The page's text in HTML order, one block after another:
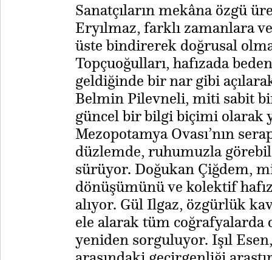
​Sanatçıların mekâna özgü
Eryılmaz, farklı zamanlara
üste bindirerek doğrusal
Topçuoğulları, hafızada
geldiğinde bir nar gibi
Belmin Pilevneli, miti sabit
güncel bir bilgi biçimi olarak
Mezopotamya Ovası’nın
düzlemde, ruhumuzla
sürüyor. Doğukan Çiğdem,
dönüşümünü ve kolektif
alıyor. Gül Ilgaz, özgürlük
ele alarak tüm
yeniden sorguluyor. Işıl